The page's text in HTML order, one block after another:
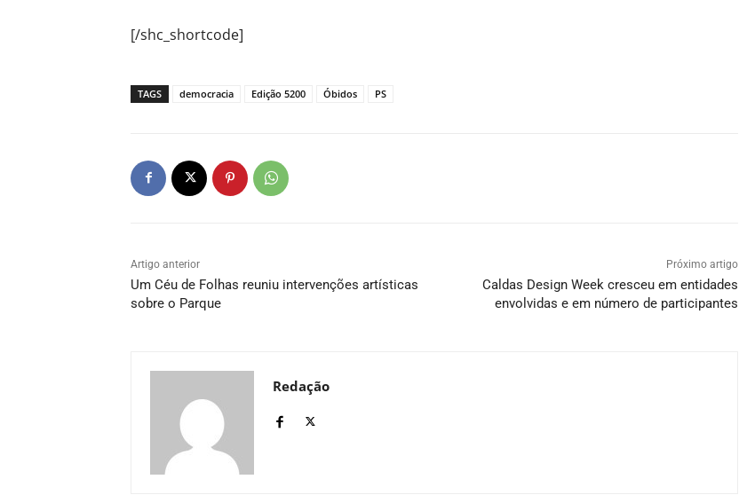
[/shc_shortcode]
TAGS democracia Edição 5200 Óbidos PS
Artigo anterior
Um Céu de Folhas reuniu intervenções artísticas
sobre o Parque
Próximo artigo
Caldas Design Week cresceu em entidades
envolvidas e em número de participantes
Redação